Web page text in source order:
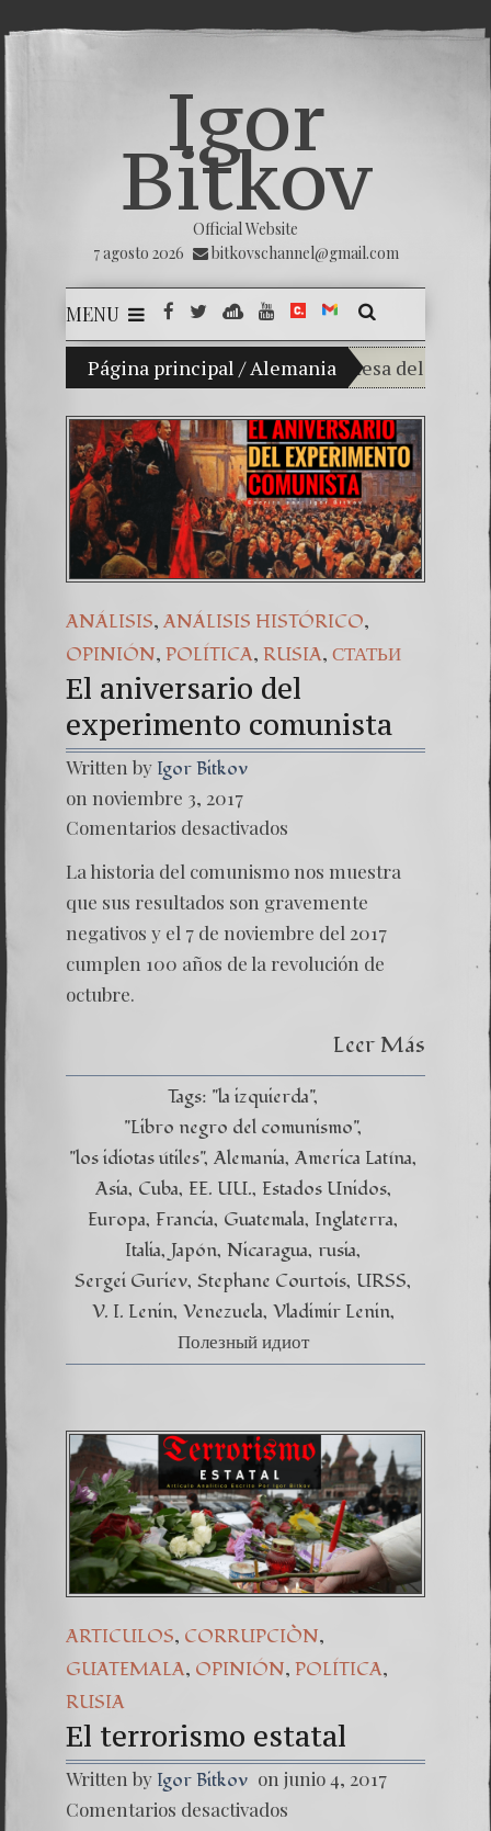
Igor
Bitkov
Official Website
7 agosto 2026
bitkovschannel@gmail.com
MENU
Página principal /Alemania
Mi hijo Vladimir Bitkov, una promesa del tenis
Rompiendo el
¿Cómo el
El Día de la
Una señal de
7. NUESTRA
ANÁLISIS, ANÁLISIS HISTÓRICO,
OPINIÓN, POLÍTICA, RUSIA, СТАТЬИ
El aniversario del
experimento comunista
Written by Igor Bitkov
on noviembre 3, 2017
Comentarios desactivados
La historia del comunismo nos muestra
que sus resultados son gravemente
negativos y el 7 de noviembre del 2017
cumplen 100 años de la revolución de
octubre.
Leer Más
Tags: "la izquierda"
"Libro negro del comunismo"
"los idiotas útiles" Alemania America Latína
Asia Cuba EE. UU. Estados Unidos
Europa Francia Guatemala Inglaterra
Italia Japón Nicaragua rusia
Sergei Guriev Stephane Courtois URSS
V. I. Lenin Venezuela Vladimir Lenin
Полезный идиот
ARTICULOS, CORRUPCIÒN,
GUATEMALA, OPINIÓN, POLÍTICA,
RUSIA
El terrorismo estatal
Written by Igor Bitkov on junio 4, 2017
Comentarios desactivados